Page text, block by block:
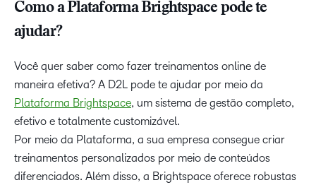
Como a Plataforma Brightspace pode te
ajudar?
Você quer saber como fazer treinamentos online de
maneira efetiva? A D2L pode te ajudar por meio da
Plataforma Brightspace, um sistema de gestão completo,
efetivo e totalmente customizável.
Por meio da Plataforma, a sua empresa consegue criar
treinamentos personalizados por meio de conteúdos
diferenciados. Além disso, a Brightspace oferece robustas